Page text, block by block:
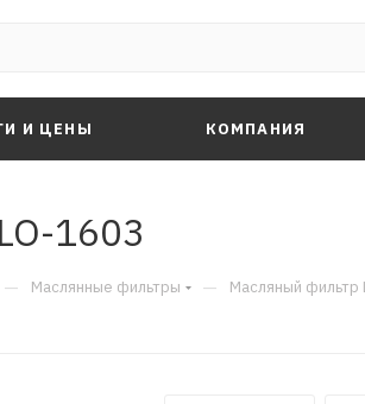
И ЦЕНЫ КОМПАНИЯ
1603
— Маслянные фильтры — Масляный фильтр